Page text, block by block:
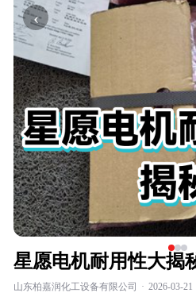
‹
星愿电机耐用性大揭
山东柏嘉润化工设备有限公司 · 2026-03-21